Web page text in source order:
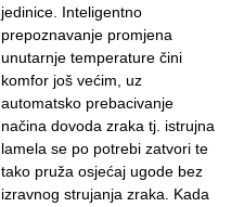
jedinice. Inteligentno
prepoznavanje promjena
unutarnje temperature čini
komfor još većim, uz
automatsko prebacivanje
načina dovoda zraka tj. istrujna
lamela se po potrebi zatvori te
tako pruža osjećaj ugode bez
izravnog strujanja zraka. Kada